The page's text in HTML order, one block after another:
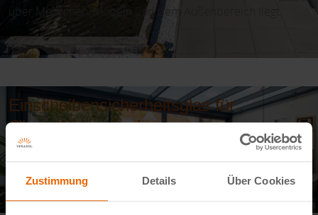
Zustimmung Details Über Cookies
über Menschen, Möbeln und dem Außenbereich liegt.
Einscheibensicherheitsglas für
Glasschiebewände
Für Glasschiebewände verwendet Verasol
Einscheibensicherheitsglas. Eine Glasschiebewand besteht
aus senkrechten Paneelen, die durch ein Schienensystem